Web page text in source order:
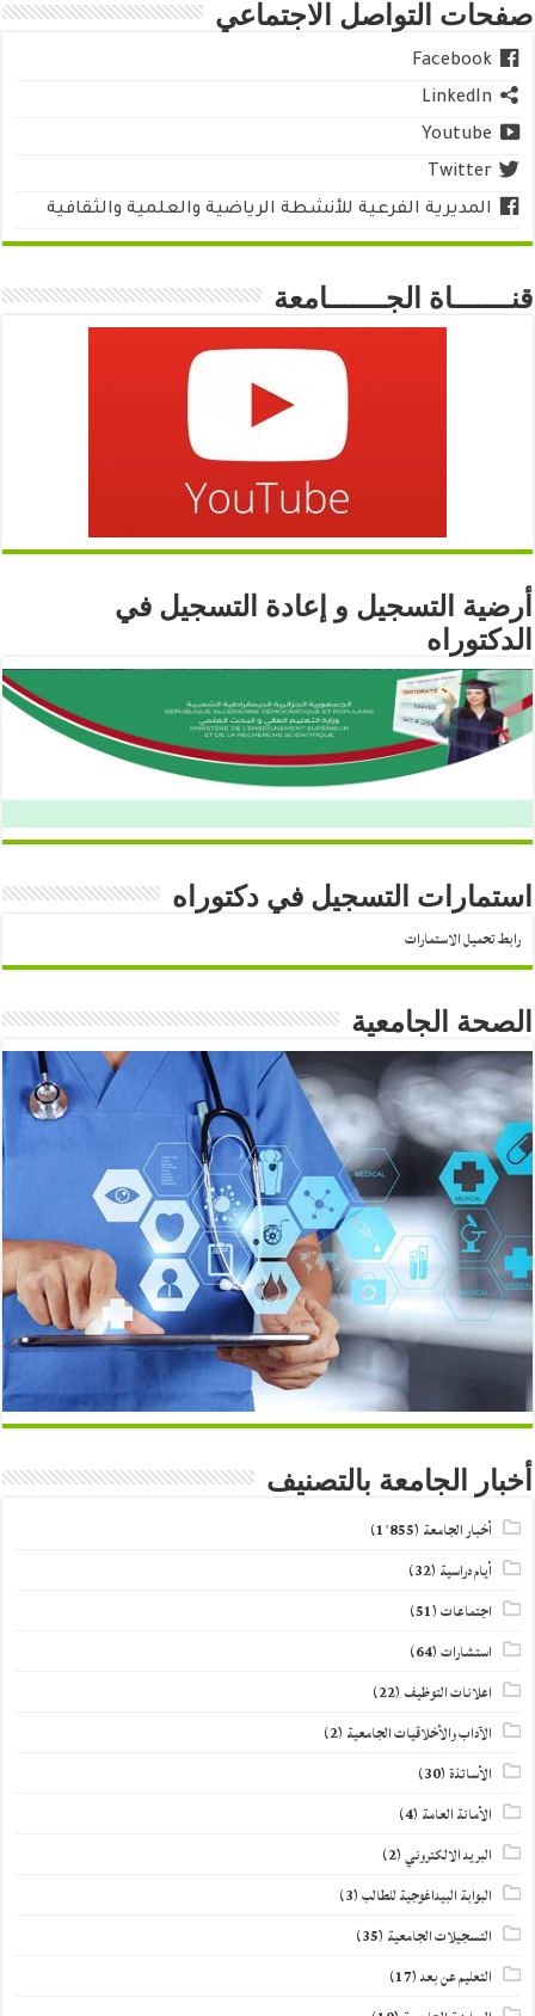
صفحات التواصل الاجتماعي
Facebook
LinkedIn
Youtube
Twitter
المديرية الفرعية للأنشطة الرياضية والعلمية والثقافية
قنـــــــاة الجـــــــامعة
أرضية التسجيل و إعادة التسجيل في
الدكتوراه
استمارات التسجيل في دكتوراه
رابط تحميل الاستمارات
الصحة الجامعية
أخبار الجامعة بالتصنيف
أخبار الجامعة (1٬855)
أيام دراسية (32)
اجتماعات(51)
استشارات(64)
اعلانات التوظيف (22)
الآداب والأخلاقيات الجامعية (2)
الأساتذة(30)
الأمانة العامة (4)
البريد الالكتروني(2)
البوابة البيداغوجية للطالب(3)
التسجيلات الجامعية (35)
التعليم عن بعد(17)